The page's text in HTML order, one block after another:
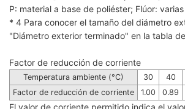
P: material a base de poliéster; Flúor:
* 4 Para conocer el tamaño del diámetro
"Diámetro exterior terminado" en la tabla
Factor de reducción de corriente
Temperatura ambiente (°C) 30 40
Factor de reducción de corriente
1.00 0.89